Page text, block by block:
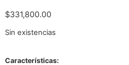
$331,800.00
Sin existencias
Características: